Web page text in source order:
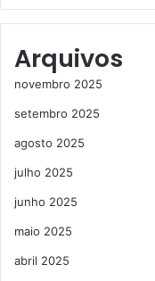
Arquivos
novembro 2025
setembro 2025
agosto 2025
julho 2025
junho 2025
maio 2025
abril 2025